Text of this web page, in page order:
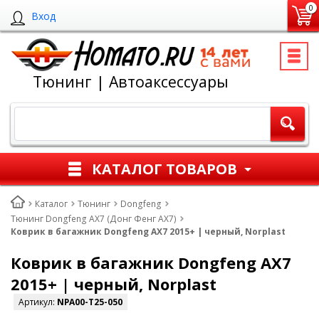
Вход
0
Тюнинг | Автоаксессуары
КАТАЛОГ ТОВАРОВ
Каталог Тюнинг
Dongfeng
Тюнинг Dongfeng AX7 (Донг Фенг АХ7)
Коврик в багажник Dongfeng AX7 2015+ | черный, Norplast
Коврик в багажник Dongfeng AX7
2015+ | черный, Norplast
Артикул: NPA00-T25-050